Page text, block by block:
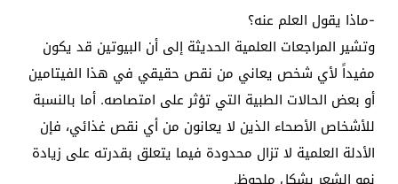
-ماذا يقول العلم عنه؟
وتشير المراجعات العلمية الحديثة إلى أن البيوتين قد يكون
مفيداً لأي شخص يعاني من نقص حقيقي في هذا الفيتامين
أو بعض الحالات الطبية التي تؤثر على امتصاصه. أما بالنسبة
للأشخاص الأصحاء الذين لا يعانون من أي نقص غذائي، فإن
الأدلة العلمية لا تزال محدودة فيما يتعلق بقدرته على زيادة